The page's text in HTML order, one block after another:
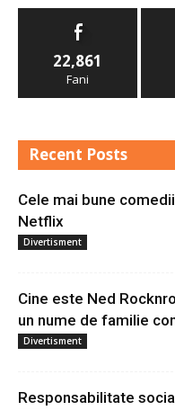
22,861
Fani
Recent Posts
Cele mai bune
Netflix
Divertisment
Cine este Ned
un nume de familie
Divertisment
Responsabilitate